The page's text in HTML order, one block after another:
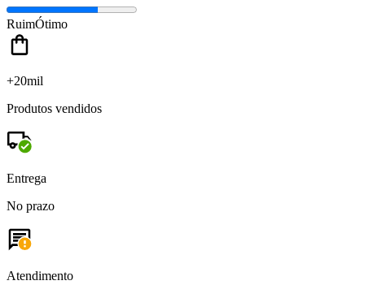
RuimÓtimo
+20mil
Produtos vendidos
Entrega
No prazo
Atendimento